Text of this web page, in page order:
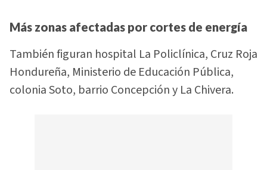
Más zonas afectadas por cortes de energía
También figuran hospital La Policlínica, Cruz Roja
Hondureña, Ministerio de Educación Pública,
colonia Soto, barrio Concepción y La Chivera.